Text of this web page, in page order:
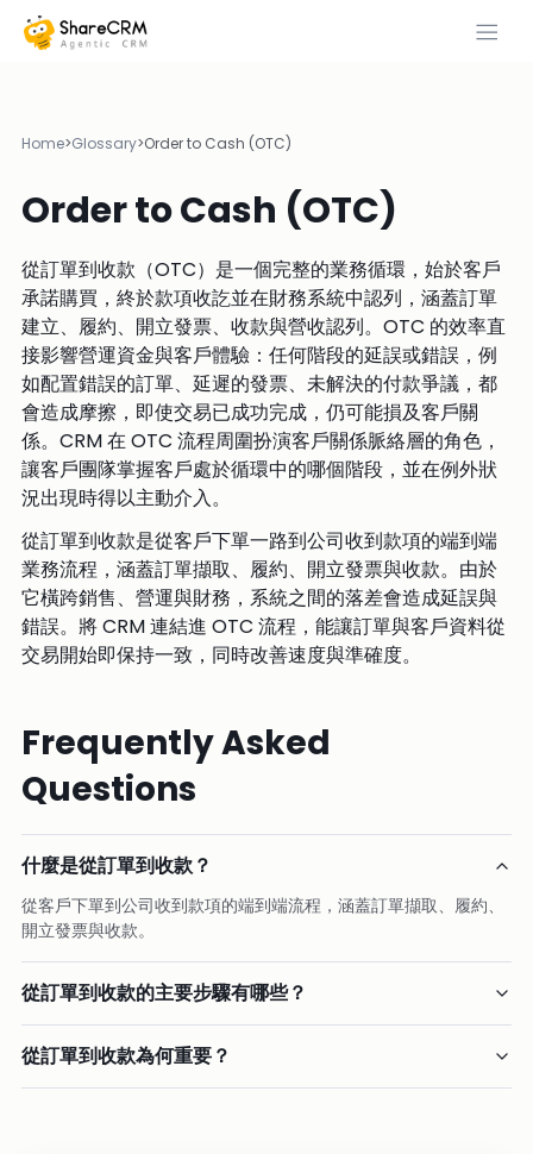
Home>Glossary>Order to Cash (OTC)
Order to Cash (OTC)
從訂單到收款（OTC）是一個完整的業務循環，始於客戶
承諾購買，終於款項收訖並在財務系統中認列，涵蓋訂單
建立、履約、開立發票、收款與營收認列。OTC 的效率直
接影響營運資金與客戶體驗：任何階段的延誤或錯誤，例
如配置錯誤的訂單、延遲的發票、未解決的付款爭議，都
會造成摩擦，即使交易已成功完成，仍可能損及客戶關
係。CRM 在 OTC 流程周圍扮演客戶關係脈絡層的角色，
讓客戶團隊掌握客戶處於循環中的哪個階段，並在例外狀
況出現時得以主動介入。
從訂單到收款是從客戶下單一路到公司收到款項的端到端
業務流程，涵蓋訂單擷取、履約、開立發票與收款。由於
它橫跨銷售、營運與財務，系統之間的落差會造成延誤與
錯誤。將 CRM 連結進 OTC 流程，能讓訂單與客戶資料從
交易開始即保持一致，同時改善速度與準確度。
Frequently Asked
Questions
什麼是從訂單到收款？
從客戶下單到公司收到款項的端到端流程，涵蓋訂單擷取、履約、
開立發票與收款。
從訂單到收款的主要步驟有哪些？
從訂單到收款為何重要？